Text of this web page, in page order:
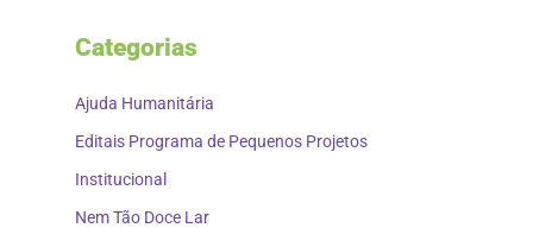
Categorias
Ajuda Humanitária
Editais Programa de Pequenos Projetos
Institucional
Nem Tão Doce Lar